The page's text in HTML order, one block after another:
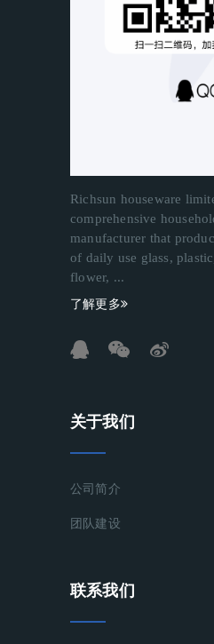
Richsun houseware
comprehensive
manufacturer that
of daily use glass,
flower, ...
了解更多
关于我们
公司简介
团队建设
联系我们